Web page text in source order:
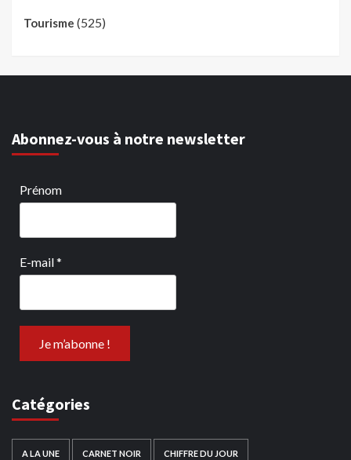
Tourisme (525)
Abonnez-vous à notre newsletter
Prénom
E-mail*
Catégories
A LA UNE CARNET NOIR CHIFFRE DU JOUR